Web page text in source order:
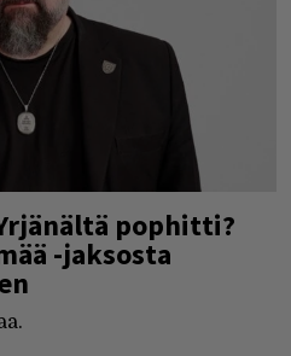
pophitti?
-jaksosta